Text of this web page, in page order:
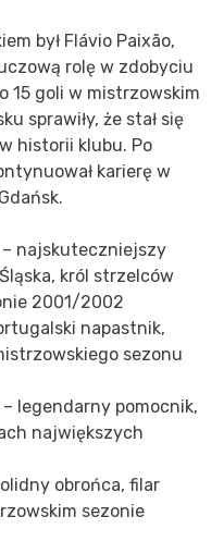
był Flávio Paixão,
rolę w zdobyciu
15 goli w mistrzowskim
sprawiły, że stał się
historii klubu. Po
karierę w
– najskuteczniejszy
król strzelców
2001/2002
napastnik,
sezonu
– legendarny pomocnik,
największych
obrońca, filar
sezonie